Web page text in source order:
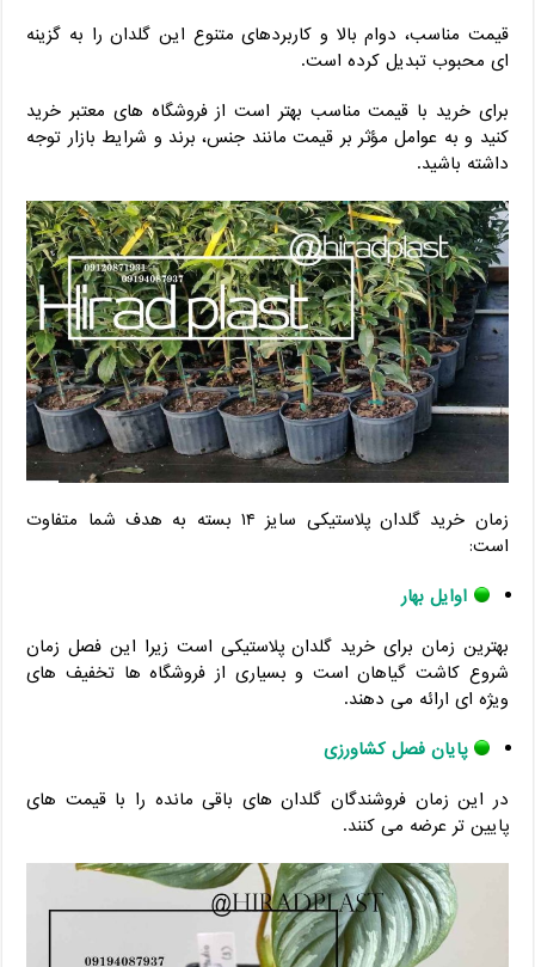
قیمت مناسب، دوام بالا و کاربردهای متنوع این گلدان را به گزینه
ای محبوب تبدیل کرده است.
برای خرید با قیمت مناسب بهتر است از فروشگاه های معتبر خرید
کنید و به عوامل مؤثر بر قیمت مانند جنس، برند و شرایط بازار توجه
داشته باشید.
زمان خرید گلدان پلاستیکی سایز ۱۴ بسته به هدف شما متفاوت
است:
اوایل بهار
بهترین زمان برای خرید گلدان پلاستیکی است زیرا این فصل زمان
شروع کاشت گیاهان است و بسیاری از فروشگاه ها تخفیف های
ویژه ای ارائه می دهند.
پایان فصل کشاورزی
در این زمان فروشندگان گلدان های باقی مانده را با قیمت های
پایین تر عرضه می کنند.